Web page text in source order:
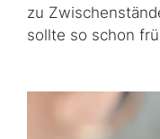
zu
sollte so schon